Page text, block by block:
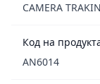
CAMERA
Код на
AN6014